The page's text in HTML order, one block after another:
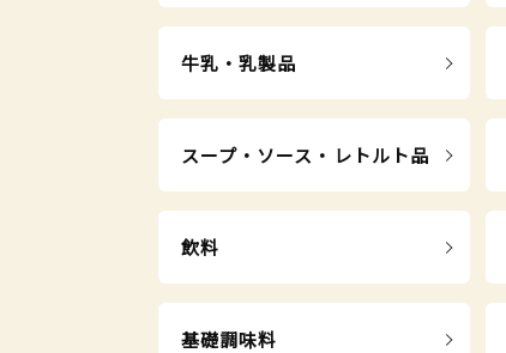
牛乳・乳製品
スープ・ソース・レトルト品
飲料
基礎調味料